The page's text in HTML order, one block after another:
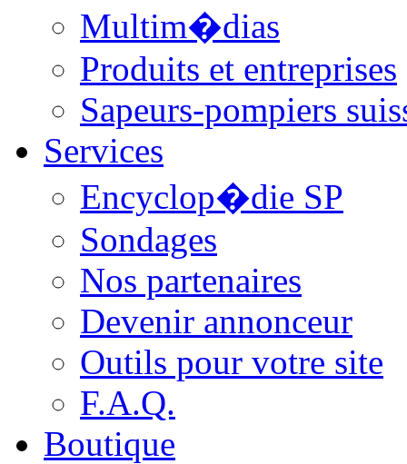
Multim�dias
Produits et entreprises
Sapeurs-pompiers
Services
Encyclop�die SP
Sondages
Nos partenaires
Devenir annonceur
Outils pour votre site
F.A.Q.
Boutique